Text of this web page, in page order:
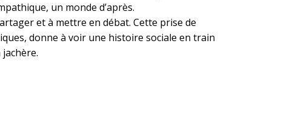
un monde d’après.
et à mettre en débat. Cette prise de
donne à voir une histoire sociale en train